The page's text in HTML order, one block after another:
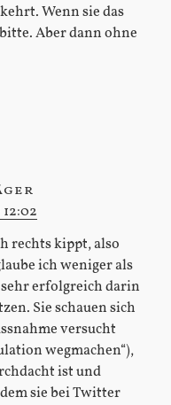
Wenn sie das
Aber dann ohne
rechts kippt, also
ich weniger als
erfolgreich darin
Sie schauen sich
versucht
wegmachen“),
ist und
sie bei Twitter